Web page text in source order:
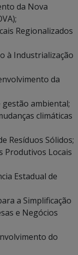
da Nova
Regionalizados
à Industrialização
da
ambiental;
climáticas
Resíduos Sólidos;
Produtivos Locais
Estadual de
a Simplificação
e Negócios
do